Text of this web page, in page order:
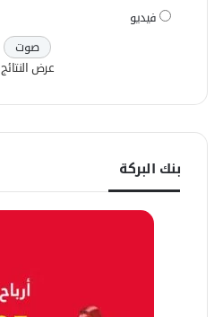
فيديو
عرض النتائج
بنك البركة